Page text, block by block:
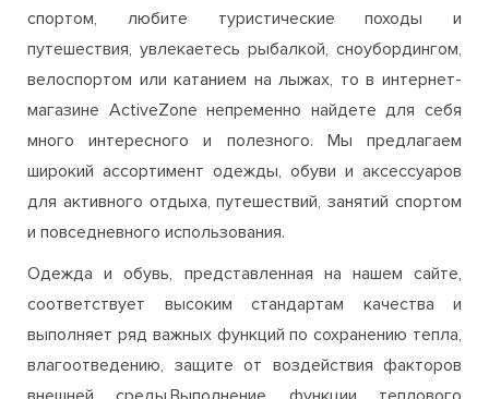
спортом, любите туристические походы и
путешествия, увлекаетесь рыбалкой, сноубордингом,
велоспортом или катанием на лыжах, то в интернет-
магазине ActiveZone непременно найдете для себя
много интересного и полезного. Мы предлагаем
широкий ассортимент одежды, обуви и аксессуаров
для активного отдыха, путешествий, занятий спортом
и повседневного использования.
Одежда и обувь, представленная на нашем сайте,
соответствует высоким стандартам качества и
выполняет ряд важных функций по сохранению тепла,
влагоотведению, защите от воздействия факторов